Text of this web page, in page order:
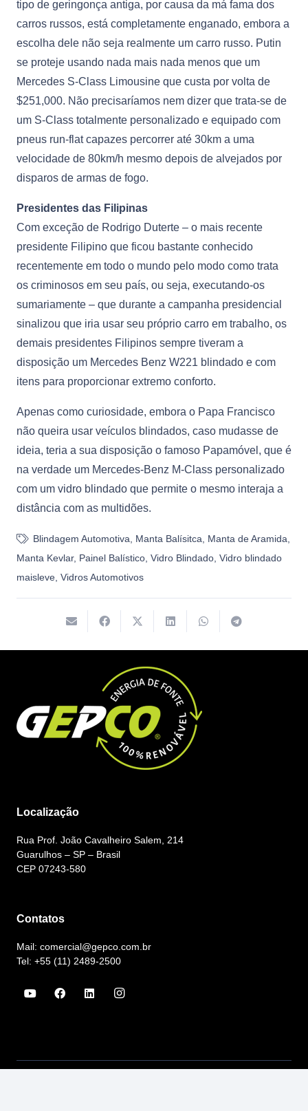
tipo de geringonça antiga, por causa da má fama dos
carros russos, está completamente enganado, embora a
escolha dele não seja realmente um carro russo. Putin
se proteje usando nada mais nada menos que um
Mercedes S-Class Limousine que custa por volta de
$251,000. Não precisaríamos nem dizer que trata-se de
um S-Class totalmente personalizado e equipado com
pneus run-flat capazes percorrer até 30km a uma
velocidade de 80km/h mesmo depois de alvejados por
disparos de armas de fogo.
Presidentes das Filipinas
Com exceção de Rodrigo Duterte – o mais recente
presidente Filipino que ficou bastante conhecido
recentemente em todo o mundo pelo modo como trata
os criminosos em seu país, ou seja, executando-os
sumariamente – que durante a campanha presidencial
sinalizou que iria usar seu próprio carro em trabalho, os
demais presidentes Filipinos sempre tiveram a
disposição um Mercedes Benz W221 blindado e com
itens para proporcionar extremo conforto.
Apenas como curiosidade, embora o Papa Francisco
não queira usar veículos blindados, caso mudasse de
ideia, teria a sua disposição o famoso Papamóvel, que é
na verdade um Mercedes-Benz M-Class personalizado
com um vidro blindado que permite o mesmo interaja a
distância com as multidões.
Blindagem Automotiva Manta Balísitca Manta de Aramida
Manta Kevlar, Painel Balístico Vidro Blindado Vidro blindado
maisleve Vidros Automotivos
Localização
Rua Prof. João Cavalheiro Salem, 214
Guarulhos – SP – Brasil
CEP 07243-580
Contatos
Mail: comercial@gepco.com.br
Tel: +55 (11) 2489-2500